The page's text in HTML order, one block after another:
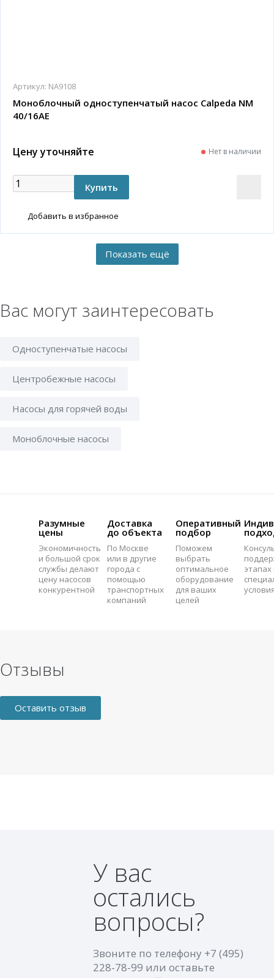
Артикул: NA9108
Моноблочный одноступенчатый насос Calpeda NM
40/16AE
Цену уточняйте Нет в наличии
Добавить в избранное
Вас могут заинтересовать
Одноступенчатые насосы
Центробежные насосы
Насосы для горячей воды
Моноблочные насосы
Разумные
цены
Экономичность
и большой срок
службы делают
цену насосов
конкурентной
Доставка
до объекта
По Москве
или в другие
города с
помощью
транспортных
компаний
Оперативный
подбор
Поможем
выбрать
оптимальное
оборудование
для ваших
целей
этапах
Отзывы
Оставить отзыв
У вас
остались
вопросы?
Звоните по телефону +7 (495)
228-78-99 или оставьте